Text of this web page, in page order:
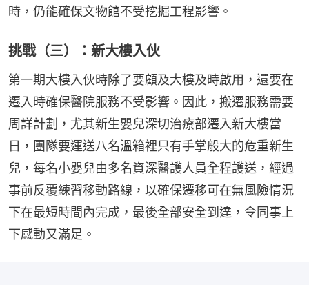
時，仍能確保文物館不受挖掘工程影響。
挑戰（三）：新大樓入伙
第一期大樓入伙時除了要顧及大樓及時啟用，還要在
遷入時確保醫院服務不受影響。因此，搬遷服務需要
周詳計劃，尤其新生嬰兒深切治療部遷入新大樓當
日，團隊要運送八名溫箱裡只有手掌般大的危重新生
兒，每名小嬰兒由多名資深醫護人員全程護送，經過
事前反覆練習移動路線，以確保遷移可在無風險情況
下在最短時間內完成，最後全部安全到達，令同事上
下感動又滿足。